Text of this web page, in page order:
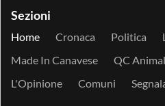
Sezioni
Home Cronaca Politica
Made In Canavese
QC
L'Opinione
Comuni